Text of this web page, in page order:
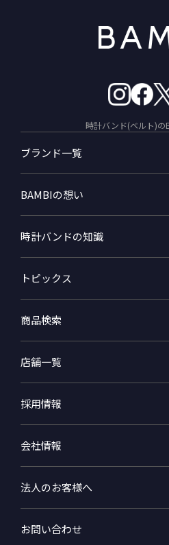
時計バンド(ベルト)の
ブランド一覧
BAMBIの想い
時計バンドの知識
トピックス
商品検索
店舗一覧
採用情報
会社情報
法人のお客様へ
お問い合わせ